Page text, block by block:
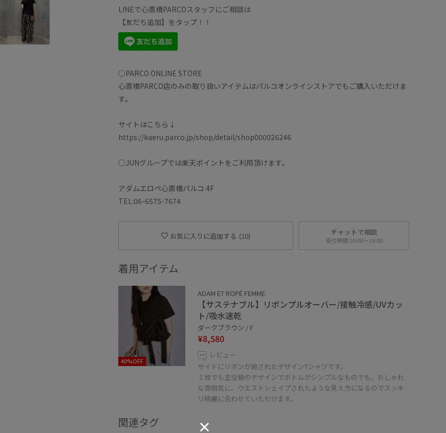
LINEで心斎橋PARCOスタッフにご相談は
【友だち追加】をタップ！！
○PARCO ONLINE STORE
心斎橋PARCO店のみの取り扱いアイテムはパルコオンラインストアでもご購入いただけま
す。
サイトはこちら↓
https://kaeru.parco.jp/shop/detail/shop000026246
○JUNグループでは楽天ポイントをご利用頂けます。
アダムエロペ心斎橋パルコ 4F
TEL:06-6575-7674
お気に入りに追加する (10) チャットで相談
受付時間 10:00〜19:00
着用アイテム
40%OFF
ADAM ET ROPÉ FEMME
【サステナブル】リボンプルオーバー/接触冷感/UVカッ
ト/吸水速乾
ダークブラウン / F
¥8,580
レビュー
サイドにリボンが施されたデザインTシャツです。
１枚でも主役級のデザインでボトムがシンプルなものでも、おしゃれ
な雰囲気に。ウエストシェイプされたような見え方になるのでスッキ
リ綺麗に合わせていただけます。
関連タグ